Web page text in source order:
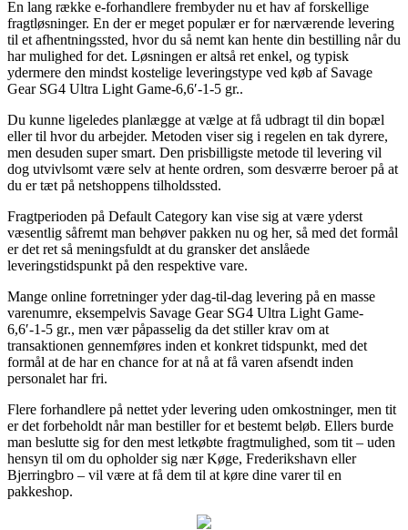
En lang række e-forhandlere frembyder nu et hav af forskellige
fragtløsninger. En der er meget populær er for nærværende levering
til et afhentningssted, hvor du så nemt kan hente din bestilling når du
har mulighed for det. Løsningen er altså ret enkel, og typisk
ydermere den mindst kostelige leveringstype ved køb af Savage
Gear SG4 Ultra Light Game-6,6′-1-5 gr..
Du kunne ligeledes planlægge at vælge at få udbragt til din bopæl
eller til hvor du arbejder. Metoden viser sig i regelen en tak dyrere,
men desuden super smart. Den prisbilligste metode til levering vil
dog utvivlsomt være selv at hente ordren, som desværre beroer på at
du er tæt på netshoppens tilholdssted.
Fragtperioden på Default Category kan vise sig at være yderst
væsentlig såfremt man behøver pakken nu og her, så med det formål
er det ret så meningsfuldt at du gransker det anslåede
leveringstidspunkt på den respektive vare.
Mange online forretninger yder dag-til-dag levering på en masse
varenumre, eksempelvis Savage Gear SG4 Ultra Light Game-
6,6′-1-5 gr., men vær påpasselig da det stiller krav om at
transaktionen gennemføres inden et konkret tidspunkt, med det
formål at de har en chance for at nå at få varen afsendt inden
personalet har fri.
Flere forhandlere på nettet yder levering uden omkostninger, men tit
er det forbeholdt når man bestiller for et bestemt beløb. Ellers burde
man beslutte sig for den mest letkøbte fragtmulighed, som tit – uden
hensyn til om du opholder sig nær Køge, Frederikshavn eller
Bjerringbro – vil være at få dem til at køre dine varer til en
pakkeshop.